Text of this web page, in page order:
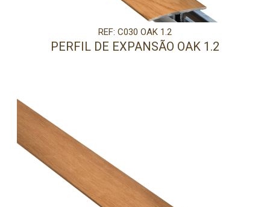
REF: C030 OAK 1.2
PERFIL DE EXPANSÃO OAK 1.2